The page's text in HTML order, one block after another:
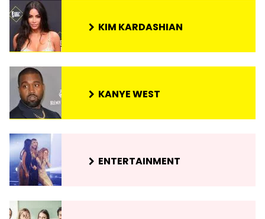
KIM KARDASHIAN
KANYE WEST
ENTERTAINMENT